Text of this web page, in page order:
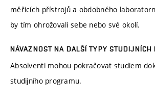
měřicích přístrojů a obdobného
by tím ohrožovali sebe nebo své okolí.
NÁVAZNOST NA DALŠÍ TYPY STUDIJNÍCH
Absolventi mohou pokračovat studiem
studijního programu.